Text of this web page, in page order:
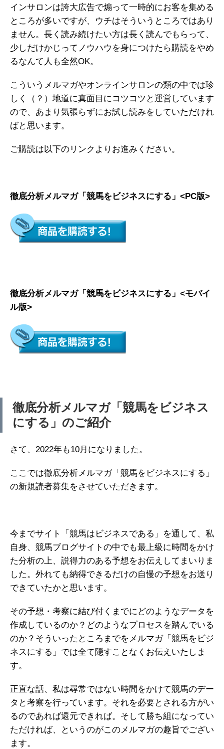
インサロンは誇大広告で煽って一時的にお客を集める
ところが多いですが、ウチはそういうところではあり
ません。長く読み続けたい方は長く読んでもらって、
少しだけかじってノウハウを身につけたら購読をやめ
るなんて人も全然OK。
こういうメルマガやオンラインサロンの類の中では珍
しく（？）地道に真面目にコツコツと運営しています
ので、あまり気張らずにお試し読みをしていただけれ
ばと思います。
ご購読は以下のリンクよりお進みください。
徹底分析メルマガ「競馬をビジネスにする」<PC版>
徹底分析メルマガ「競馬をビジネスにする」<モバイ
ル版>
徹底分析メルマガ「競馬をビジネス
にする」のご紹介
さて、2022年も10月になりました。
ここでは徹底分析メルマガ「競馬をビジネスにする」
の新規読者募集をさせていただきます。
今までサイト「競馬はビジネスである」を通して、私
自身、競馬ブログサイトの中でも最上級に時間をかけ
た分析の上、説得力のある予想をお伝えしてまいりま
した。外れても納得できるだけの自慢の予想をお送り
できていたかと思います。
その予想・考察に結び付くまでにどのようなデータを
作成しているのか？どのようなプロセスを踏んでいる
のか？そういったところまでをメルマガ「競馬をビジ
ネスにする」では全て隠すことなくお伝えいたしま
す。
正直な話、私は尋常ではない時間をかけて競馬のデー
タと考察を行っています。それを必要とされる方がい
るのであれば還元できれば。そして勝ち組になってい
ただければ、というのがこのメルマガの趣旨でござい
ます。